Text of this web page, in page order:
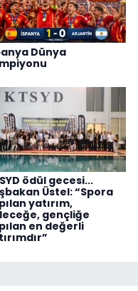
Dünya
ödül gecesi...
Üstel: “Spora
yatırım,
gençliğe
en değerli